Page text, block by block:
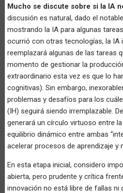
Mucho se discute sobre si la IA
discusión es natural, dado el
mostrando la IA para algunas
ocurrió con otras tecnologías, la IA
reemplazará algunas de las tareas
momento de gestionar la
extraordinario esta vez es que lo
cognitivas). Sin embargo,
problemas y desafíos para los
(IH) seguirá siendo irremplazable.
generará un círculo virtuoso entre
equilibrio dinámico entre ambas
acelerar procesos de aprendizaje y
En esta etapa inicial, considero
abierta, pero prudente y crítica
innovación no está libre de fallas ni